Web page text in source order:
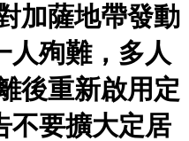
加薩地帶發動
人殉難，多人
後重新啟用定
不要擴大定居